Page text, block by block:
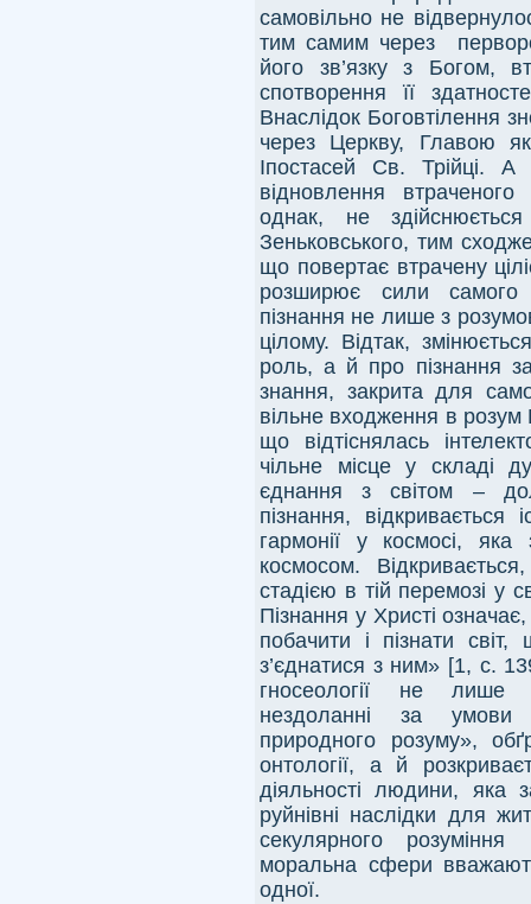
самовільно не
тим самим через
його зв’язку з Богом,
спотворення її
Внаслідок Боговтілення
через Церкву, Главою
Іпостасей Св. Трійці.
відновлення
однак, не
Зеньковського, тим
що повертає втрачену
розширює сили самого
пізнання не лише з
цілому. Відтак,
роль, а й про пізнання
знання, закрита для
вільне входження в розум
що відтіснялась
чільне місце у складі
єднання з світом –
пізнання, відкривається
гармонії у космосі,
космосом.
стадією в тій перемозі у
Пізнання у Христі
побачити і пізнати
з’єднатися з ним» [1, с.
гносеології не лише
нездоланні за умови
природного розуму»,
онтології, а й
діяльності людини, яка
руйнівні наслідки для
секулярного розуміння
моральна сфери
одної.